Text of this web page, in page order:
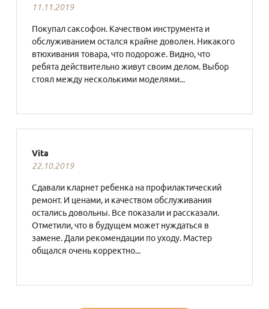
11.11.2019
Покупал саксофон. Качеством инструмента и
обслуживанием остался крайне доволен. Никакого
втюхивания товара, что подороже. Видно, что
ребята действительно живут своим делом. Выбор
стоял между несколькими моделями...
Vita
22.10.2019
Сдавали кларнет ребенка на профилактический
ремонт. И ценами, и качеством обслуживания
остались довольны. Все показали и рассказали.
Отметили, что в будущем может нуждаться в
замене. Дали рекомендации по уходу. Мастер
общался очень корректно...